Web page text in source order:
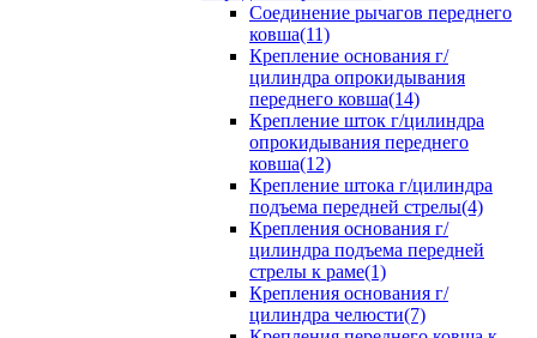
Cоединение рычагов переднего
ковша(11)
Крепление основания г/
цилиндра опрокидывания
переднего ковша(14)
Крепление шток г/цилиндра
опрокидывания переднего
ковша(12)
Крепление штока г/цилиндра
подъема передней стрелы(4)
Крепления основания г/
цилиндра подъема передней
стрелы к раме(1)
Крепления основания г/
цилиндра челюсти(7)